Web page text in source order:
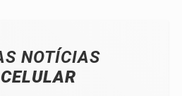
NOTÍCIAS